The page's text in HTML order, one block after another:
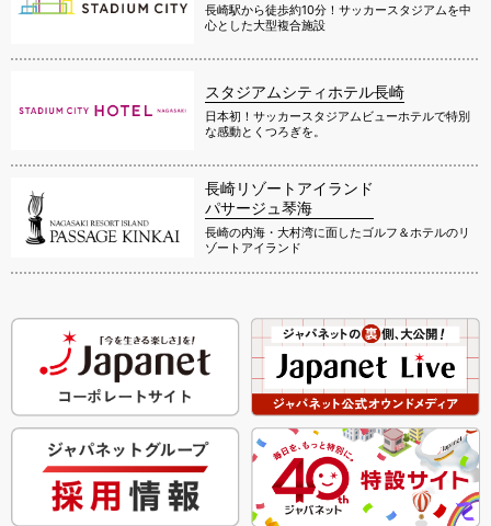
長崎駅から徒歩約10分！サッカースタジアムを中
心とした大型複合施設
スタジアムシティホテル長崎
日本初！サッカースタジアムビューホテルで特別
な感動とくつろぎを。
長崎リゾートアイランド
パサージュ琴海
長崎の内海・大村湾に面したゴルフ＆ホテルのリ
ゾートアイランド